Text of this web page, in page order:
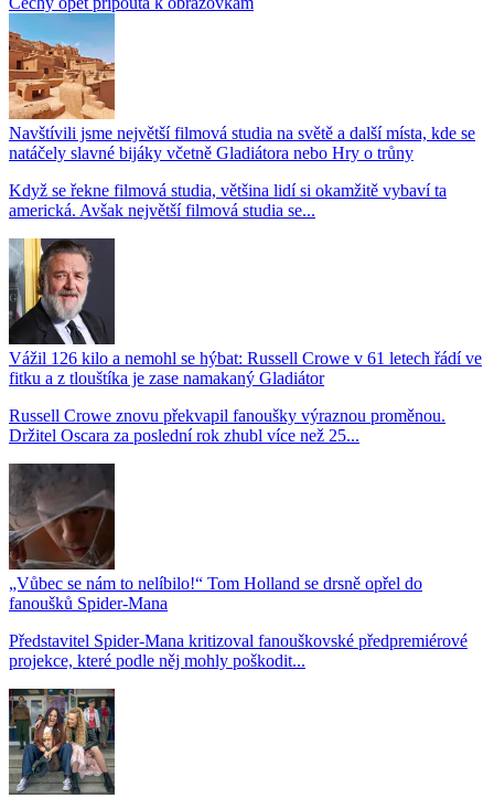
Navštívili jsme největší filmová studia na světě a další místa, kde se
natáčely slavné bijáky včetně Gladiátora nebo Hry o trůny
Když se řekne filmová studia, většina lidí si okamžitě vybaví ta
americká. Avšak největší filmová studia se...
Vážil 126 kilo a nemohl se hýbat: Russell Crowe v 61 letech řádí ve
fitku a z tlouštíka je zase namakaný Gladiátor
Russell Crowe znovu překvapil fanoušky výraznou proměnou.
Držitel Oscara za poslední rok zhubl více než 25...
„Vůbec se nám to nelíbilo!“ Tom Holland se drsně opřel do
fanoušků Spider-Mana
Představitel Spider-Mana kritizoval fanouškovské předpremiérové
projekce, které podle něj mohly poškodit...